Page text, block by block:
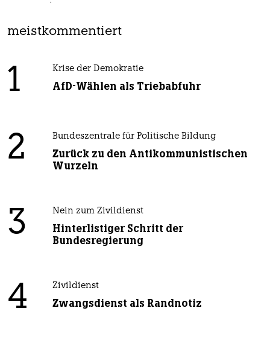
meistkommentiert
1 Krise der Demokratie
AfD-Wählen als Triebabfuhr
2 Bundeszentrale für Politische Bildung
Zurück zu den Antikommunistischen
Wurzeln
3 Nein zum Zivildienst
Hinterlistiger Schritt der
Bundesregierung
4 Zivildienst
Zwangsdienst als Randnotiz